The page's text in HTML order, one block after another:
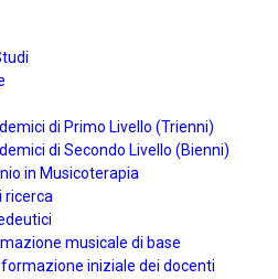
di Primo Livello (Trienni)
di Secondo Livello (Bienni)
in Musicoterapia
ricerca
musicale di base
formazione iniziale dei docenti